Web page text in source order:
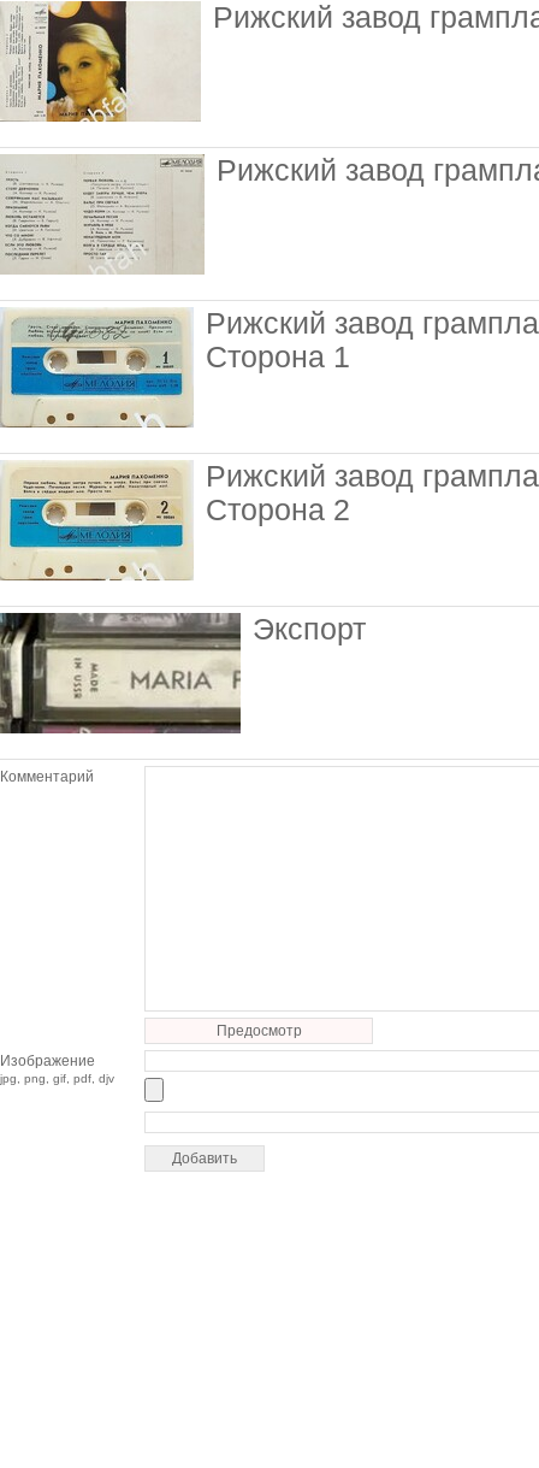
Рижский завод
Рижский завод
Рижский завод
Сторона 1
Рижский завод
Сторона 2
Экспорт
Комментарий
Предосмотр
Изображение
jpg, png, gif, pdf, djv